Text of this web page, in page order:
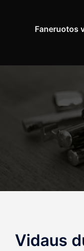
Faneruotos
Vidaus